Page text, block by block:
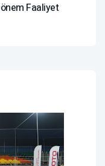
Faaliyet